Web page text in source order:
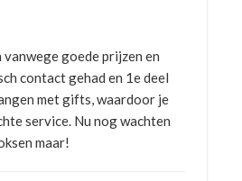
goede prijzen en
contact gehad en 1e deel
met gifts, waardoor je
service. Nu nog wachten
maar!